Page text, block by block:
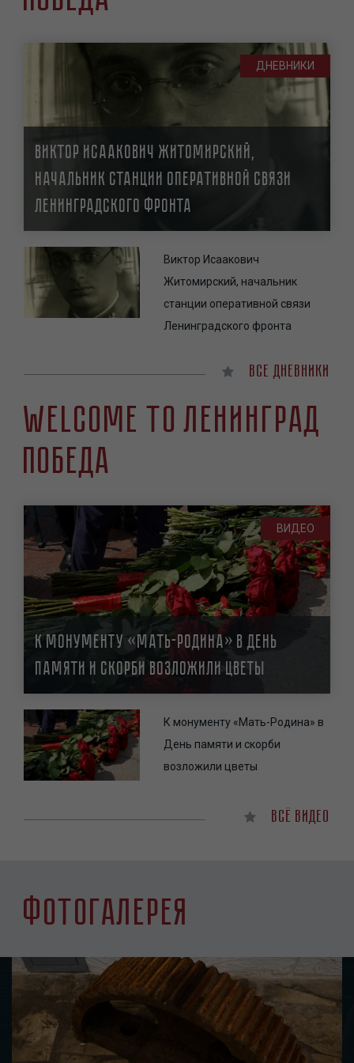
ДНЕВНИКИ
Виктор Исаакович Житомирский,
начальник станции оперативной связи
Ленинградского фронта
Виктор Исаакович
Житомирский, начальник
станции оперативной связи
Ленинградского фронта
Все дневники
Welcome to Ленинград
Победа
ВИДЕО
К монументу «Мать-Родина» в День
памяти и скорби возложили цветы
К монументу «Мать-Родина» в
День памяти и скорби
возложили цветы
Всё видео
Фотогалерея